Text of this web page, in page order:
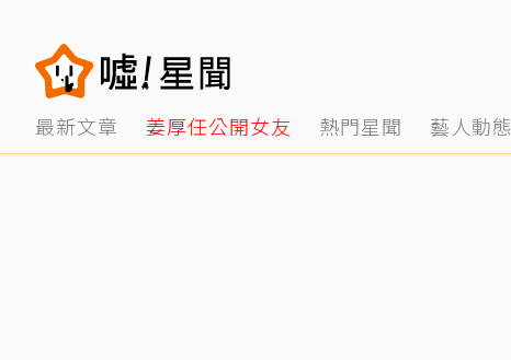
最新文章 姜厚任公開女友 熱門星聞 藝人動態